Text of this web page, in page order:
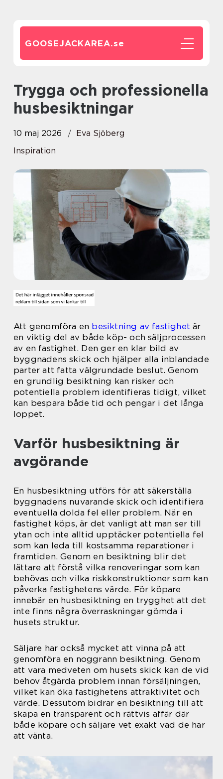
GOOSEJACKAREA.se
Trygga och professionella
husbesiktningar
10 maj 2026
Eva Sjöberg
Inspiration
Att genomföra en besiktning av fastighet är
en viktig del av både köp- och säljprocessen
av en fastighet. Den ger en klar bild av
byggnadens skick och hjälper alla inblandade
parter att fatta välgrundade beslut. Genom
en grundlig besiktning kan risker och
potentiella problem identifieras tidigt, vilket
kan bespara både tid och pengar i det långa
loppet.
Varför husbesiktning är
avgörande
En husbesiktning utförs för att säkerställa
byggnadens nuvarande skick och identifiera
eventuella dolda fel eller problem. När en
fastighet köps, är det vanligt att man ser till
ytan och inte alltid upptäcker potentiella fel
som kan leda till kostsamma reparationer i
framtiden. Genom en besiktning blir det
lättare att förstå vilka renoveringar som kan
behövas och vilka riskkonstruktioner som kan
påverka fastighetens värde. För köpare
innebär en husbesiktning en trygghet att det
inte finns några överraskningar gömda i
husets struktur.
Säljare har också mycket att vinna på att
genomföra en noggrann besiktning. Genom
att vara medveten om husets skick kan de vid
behov åtgärda problem innan försäljningen,
vilket kan öka fastighetens attraktivitet och
värde. Dessutom bidrar en besiktning till att
skapa en transparent och rättvis affär där
både köpare och säljare vet exakt vad de har
att vänta.